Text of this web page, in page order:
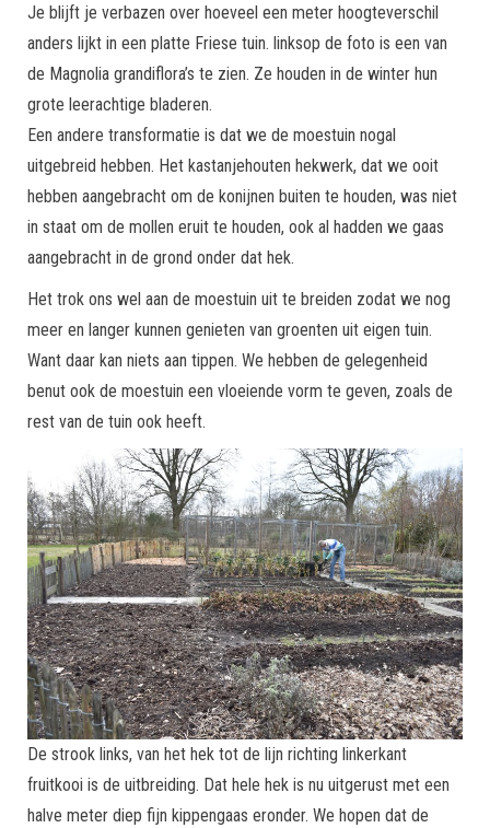
Je blijft je verbazen over hoeveel een meter hoogteverschil
anders lijkt in een platte Friese tuin. linksop de foto is een van
de Magnolia grandiflora’s te zien. Ze houden in de winter hun
grote leerachtige bladeren.
Een andere transformatie is dat we de moestuin nogal
uitgebreid hebben. Het kastanjehouten hekwerk, dat we ooit
hebben aangebracht om de konijnen buiten te houden, was niet
in staat om de mollen eruit te houden, ook al hadden we gaas
aangebracht in de grond onder dat hek.
Het trok ons wel aan de moestuin uit te breiden zodat we nog
meer en langer kunnen genieten van groenten uit eigen tuin.
Want daar kan niets aan tippen. We hebben de gelegenheid
benut ook de moestuin een vloeiende vorm te geven, zoals de
rest van de tuin ook heeft.
De strook links, van het hek tot de lijn richting linkerkant
fruitkooi is de uitbreiding. Dat hele hek is nu uitgerust met een
halve meter diep fijn kippengaas eronder. We hopen dat de